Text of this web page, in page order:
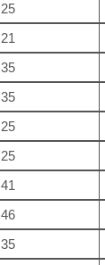
25
21
35
35
25
25
41
46
35